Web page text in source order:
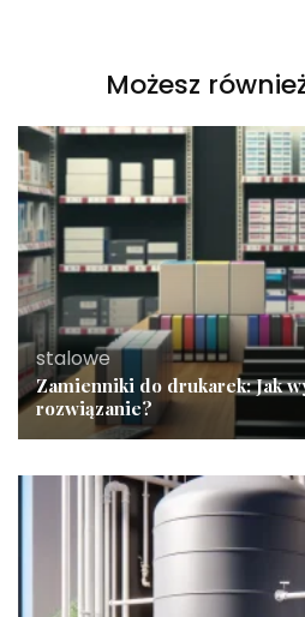
Możesz
stalowe
Zamienniki do drukarek: Jak
rozwiązanie?